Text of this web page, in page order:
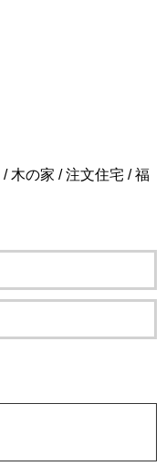
/ 木の家 /注文住宅 /福